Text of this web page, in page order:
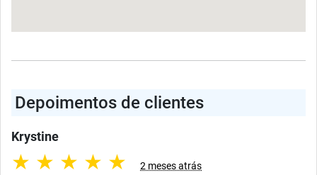
Depoimentos de clientes
Krystine
★ ★ ★ ★ ★ 2 meses atrás